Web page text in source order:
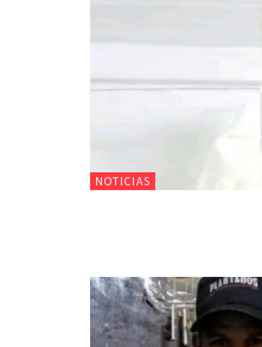
NOTICIAS